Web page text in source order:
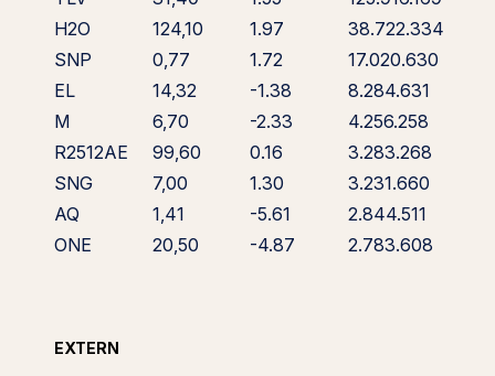
H2O
124,10 1.97
38.722.334
SNP
0,77 1.72
17.020.630
EL
14,32 -1.38
8.284.631
M
6,70 -2.33
4.256.258
R2512AE
99,60 0.16
3.283.268
SNG
7,00 1.30
3.231.660
AQ
1,41 -5.61
2.844.511
ONE
20,50 -4.87 2.783.608
EXTERN